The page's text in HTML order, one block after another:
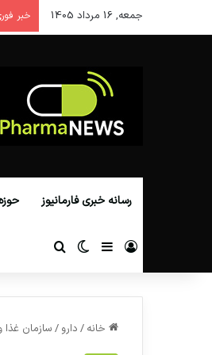
جمعه, 16 مرداد 1405 خبر
رسانه خبری فارمانیوز
ورود سایدبارتغییر پوسته
خانه / دارو /سازمان